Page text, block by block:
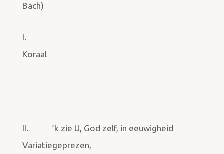
Bach)
I.
Koraal
II.
Variatie
’k zie U, God zelf, in eeuwigheid
geprezen,